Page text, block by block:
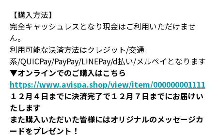
【購入方法】
完全キャッシュレスとなり現金はご利用いただけませ
ん。
利用可能な決済方法はクレジット/交通
系/QUICPay/PayPay/LINEPay/d払い/メルペイとなります
▼オンラインでのご購入はこちら
https://www.avispa.shop/view/item/000000001111
１２月４日までに決済完了で１２月７日までにお届けい
たします
また購入いただいた皆様にはオリジナルのメッセージカ
ードをプレゼント！